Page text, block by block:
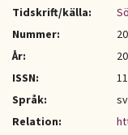
Tidskrift/källa:
Nummer:
År:
ISSN:
Språk:
sv
Relation: